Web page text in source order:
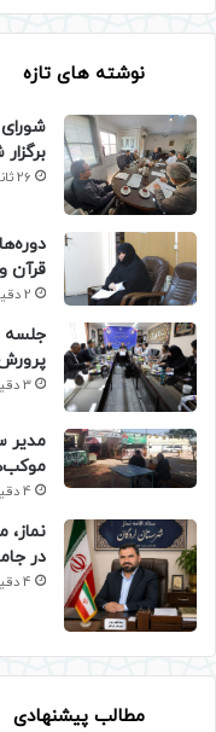
نوشته های تازه
26 ثانیه پیش
قرآن
2 دقیقه پیش
جلسه
3 دقیقه پیش
مدیر
4 دقیقه پیش
در
4 دقیقه پیش
مطالب پیشنهادی